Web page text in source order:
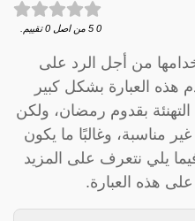
0
5 من اصل 0 تقييم.
من أجل الرد على
هذه العبارة بشكل كبير
بقدوم رمضان، ولكن
مناسبة، وغالبًا ما يكون
يلي نتعرف على المزيد
هذه العبارة.